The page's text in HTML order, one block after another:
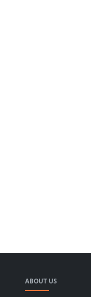
ABOUT US